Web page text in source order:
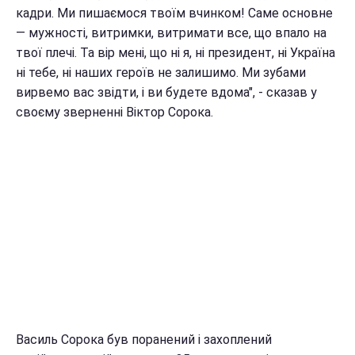
кадри. Ми пишаємося твоїм вчинком! Саме основне
— мужності, витримки, витримати все, що впало на
твої плечі. Та вір мені, що ні я, ні президент, ні Україна
ні тебе, ні наших героїв не залишимо. Ми зубами
вирвемо вас звідти, і ви будете вдома", - сказав у
своєму зверненні Віктор Сорока.
Василь Сорока був поранений і захоплений